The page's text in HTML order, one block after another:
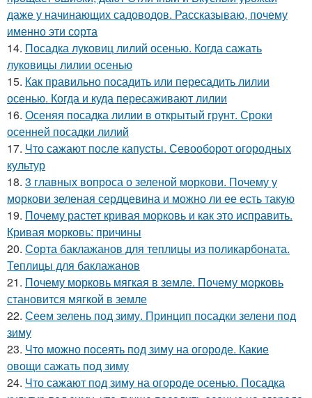
даже у начинающих садоводов. Рассказываю, почему
именно эти сорта
14. Посадка луковиц лилий осенью. Когда сажать
луковицы лилии осенью
15. Как правильно посадить или пересадить лилии
осенью. Когда и куда пересаживают лилии
16. Осеняя посадка лилии в открытый грунт. Сроки
осенней посадки лилий
17. Что сажают после капусты. Севооборот огородных
культур
18. 3 главных вопроса о зеленой моркови. Почему у
моркови зеленая сердцевина и можно ли ее есть такую
19. Почему растет кривая морковь и как это исправить.
Кривая морковь: причины
20. Сорта баклажанов для теплицы из поликарбоната.
Теплицы для баклажанов
21. Почему морковь мягкая в земле. Почему морковь
становится мягкой в земле
22. Сеем зелень под зиму. Принцип посадки зелени под
зиму
23. Что можно посеять под зиму на огороде. Какие
овощи сажать под зиму
24. Что сажают под зиму на огороде осенью. Посадка